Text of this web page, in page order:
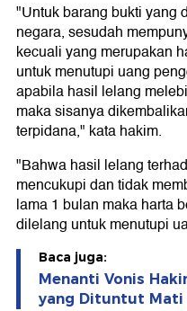
"Untuk barang bukti yang
negara, sesudah
kecuali yang merupakan
untuk menutupi uang
apabila hasil lelang
maka sisanya
terpidana," kata hakim.
"Bahwa hasil lelang
mencukupi dan tidak
lama 1 bulan maka harta
dilelang untuk menutupi
Baca juga:
Menanti Vonis
yang Dituntut Mati